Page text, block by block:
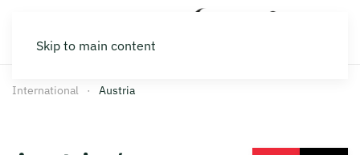
Skip to main content
International Austria